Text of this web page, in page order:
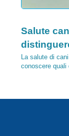
Salute
La salute di
conoscere quali
26/10/2017